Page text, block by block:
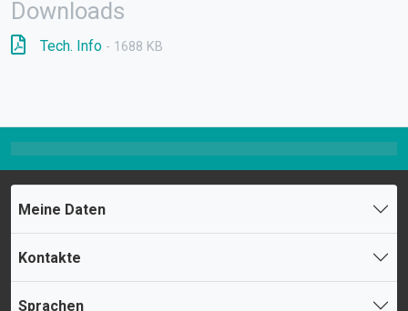
Downloads
Tech. Info - 1688 KB
Meine Daten
Kontakte
Sprachen